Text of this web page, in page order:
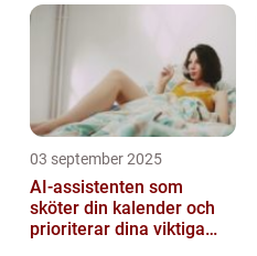
03 september 2025
AI-assistenten som
sköter din kalender och
prioriterar dina viktiga